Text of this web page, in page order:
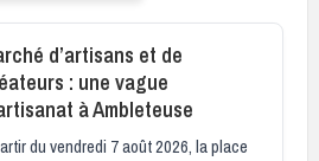
d’artisans et de
: une vague
à Ambleteuse
du vendredi 7 août 2026, la place